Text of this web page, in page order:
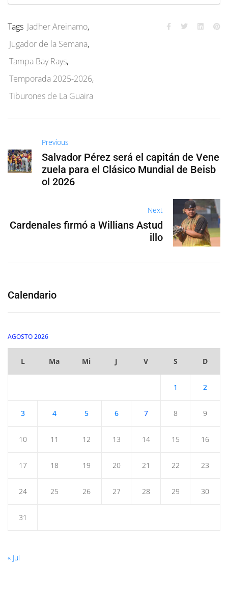
Tags Jadher Areinamo,
Jugador de la Semana,
Tampa Bay Rays,
Temporada 2025-2026,
Tiburones de La Guaira
Previous
Salvador Pérez será el capitán de Vene
zuela para el Clásico Mundial de Beisb
ol 2026
Next
Cardenales firmó a Willians Astud
illo
Calendario
AGOSTO 2026
L Ma Mi J V S D
1 2
3 4 5 6 7 8 9
10 11 12 13 14 15 16
17 18 19 20 21 22 23
24 25 26 27 28 29 30
31
« Jul